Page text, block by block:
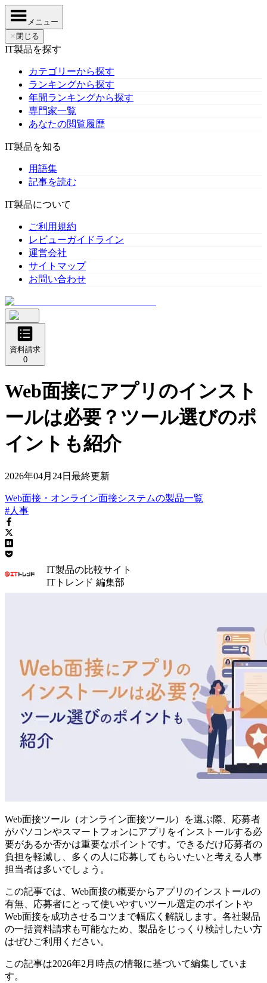
メニュー
✕ 閉じる
IT製品を探す
カテゴリーから探す
ランキングから探す
年間ランキングから探す
専門家一覧
あなたの閲覧履歴
IT製品を知る
用語集
記事を読む
IT製品について
ご利用規約
レビューガイドライン
運営会社
サイトマップ
お問い合わせ
資料請求
0
Web面接にアプリのインスト
ールは必要？ツール選びのポ
イントも紹介
2026年04月24日 最終更新
Web面接・オンライン面接システムの製品一覧
#人事
IT製品の比較サイト
ITトレンド 編集部
Web面接ツール（オンライン面接ツール）を選ぶ際、応募者
がパソコンやスマートフォンにアプリをインストールする必
要があるか否かは重要なポイントです。できるだけ応募者の
負担を軽減し、多くの人に応募してもらいたいと考える人事
担当者は多いでしょう。
この記事では、Web面接の概要からアプリのインストールの
有無、応募者にとって使いやすいツール選定のポイントや
Web面接を成功させるコツまで幅広く解説します。各社製品
の一括資料請求も可能なため、製品をじっくり検討したい方
はぜひご利用ください。
この記事は2026年2月時点の情報に基づいて編集していま
す。